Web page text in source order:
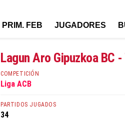
PRIM. FEB JUGADORES
Lagun Aro Gipuzkoa BC
COMPETICIÓN
Liga ACB
PARTIDOS JUGADOS
34